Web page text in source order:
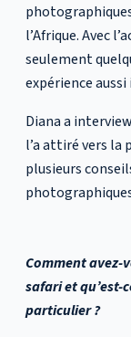
l’Afrique. Avec
seulement
expérience
Diana a
l’a attiré vers
plusieurs
Comment avez-
safari et qu’est-
particulier ?